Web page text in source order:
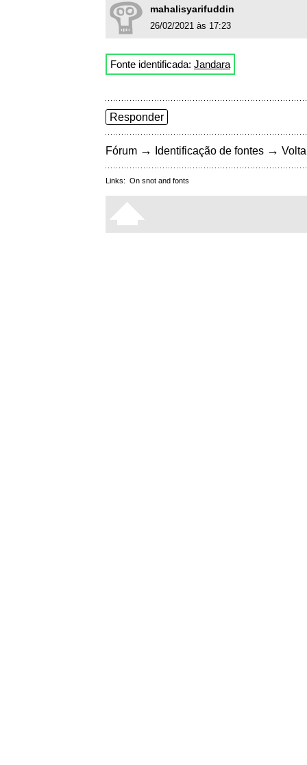
mahalisyarifuddin
26/02/2021 às 17:23
Fonte identificada: Jandara
Responder
Fórum → Identificação de fontes →
Links: On snot and fonts